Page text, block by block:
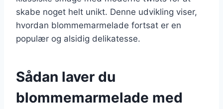
skabe noget helt unikt. Denne udvikling viser,
hvordan blommemarmelade fortsat er en
populær og alsidig delikatesse.
Sådan laver du
blommemarmelade med